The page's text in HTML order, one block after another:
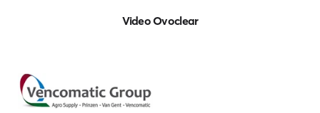
Video Ovoclear